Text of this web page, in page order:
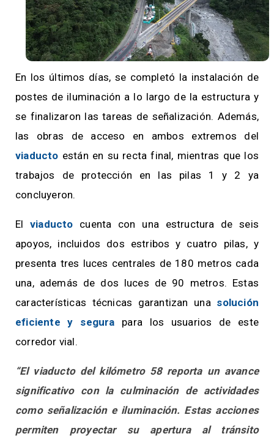
En los últimos días, se completó la instalación de
postes de iluminación a lo largo de la estructura y
se finalizaron las tareas de señalización. Además,
las obras de acceso en ambos extremos del
viaducto están en su recta final, mientras que los
trabajos de protección en las pilas 1 y 2 ya
concluyeron.
Elviaducto cuenta con una estructura de seis
apoyos, incluidos dos estribos y cuatro pilas, y
presenta tres luces centrales de 180 metros cada
una, además de dos luces de 90 metros. Estas
características técnicas garantizan una solución
eficiente y segura para los usuarios de este
corredor vial.
“El viaducto del kilómetro 58 reporta un avance
significativo con la culminación de actividades
como señalización e iluminación. Estas acciones
permiten proyectar su apertura al tránsito